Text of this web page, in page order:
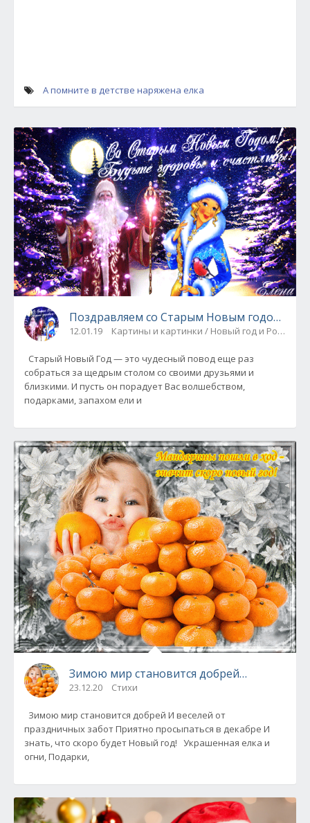
А помните в детстве наряжена елка
Поздравляем со Старым Новым годом!
12.01.19 Картины и картинки / Новый год и
Старый Новый Год — это чудесный повод еще раз
собраться за щедрым столом со своими друзьями и
близкими. И пусть он порадует Вас волшебством,
подарками, запахом ели и
Зимою мир становится добрей…
23.12.20 Стихи
Зимою мир становится добрей И веселей от
праздничных забот Приятно просыпаться в декабре И
знать, что скоро будет Новый год! Украшенная елка и
огни, Подарки,